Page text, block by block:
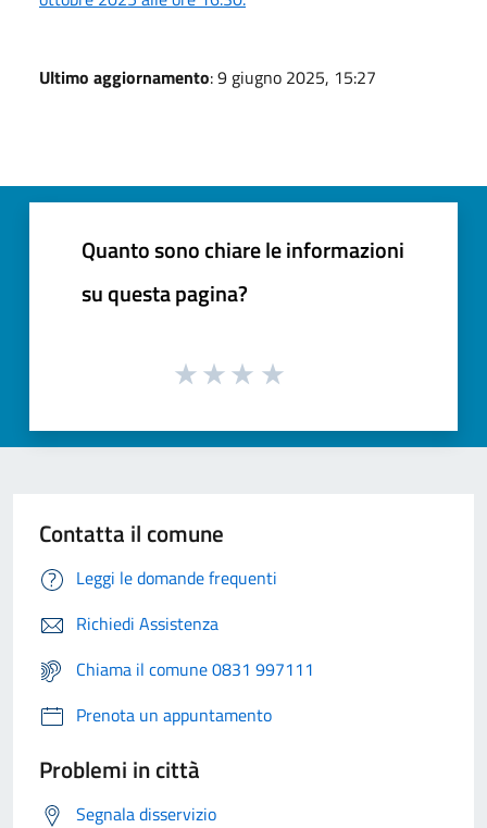
Ultimo aggiornamento: 9 giugno 2025, 15:27
Quanto sono chiare le informazioni
su questa pagina?
Contatta il comune
Leggi le domande frequenti
Richiedi Assistenza
Chiama il comune 0831 997111
Prenota un appuntamento
Problemi in città
Segnala disservizio